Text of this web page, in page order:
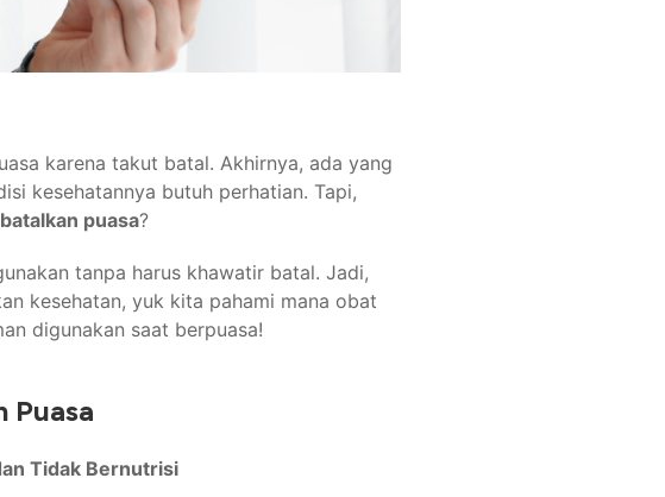
karena takut batal. Akhirnya, ada yang
kesehatannya butuh perhatian. Tapi,
puasa?
tanpa harus khawatir batal. Jadi,
kesehatan, yuk kita pahami mana obat
digunakan saat berpuasa!
Puasa
Tidak Bernutrisi